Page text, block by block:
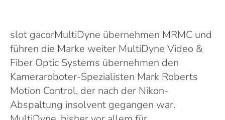
slot gacorMultiDyne übernehmen MRMC und
führen die Marke weiter MultiDyne Video &
Fiber Optic Systems übernehmen den
Kameraroboter-Spezialisten Mark Roberts
Motion Control, der nach der Nikon-
Abspaltung insolvent gegangen war.